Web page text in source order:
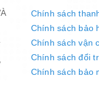
Chính sách
Chính sách bảo
Chính sách vận
Chính sách đổi
Chính sách bảo